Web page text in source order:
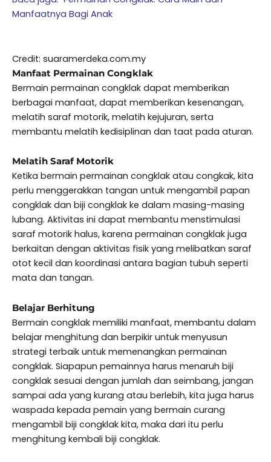
Manfaatnya Bagi Anak
Credit: suaramerdeka.com.my
Manfaat Permainan Congklak
Bermain permainan congklak dapat memberikan
berbagai manfaat, dapat memberikan kesenangan,
melatih saraf motorik, melatih kejujuran, serta
membantu melatih kedisiplinan dan taat pada aturan.
Melatih Saraf Motorik
Ketika bermain permainan congklak atau congkak, kita
perlu menggerakkan tangan untuk mengambil papan
congklak dan biji congklak ke dalam masing-masing
lubang. Aktivitas ini dapat membantu menstimulasi
saraf motorik halus, karena permainan congklak juga
berkaitan dengan aktivitas fisik yang melibatkan saraf
otot kecil dan koordinasi antara bagian tubuh seperti
mata dan tangan.
Belajar Berhitung
Bermain congklak memiliki manfaat, membantu dalam
belajar menghitung dan berpikir untuk menyusun
strategi terbaik untuk memenangkan permainan
congklak. Siapapun pemainnya harus menaruh biji
congklak sesuai dengan jumlah dan seimbang, jangan
sampai ada yang kurang atau berlebih, kita juga harus
waspada kepada pemain yang bermain curang
mengambil biji congklak kita, maka dari itu perlu
menghitung kembali biji congklak.